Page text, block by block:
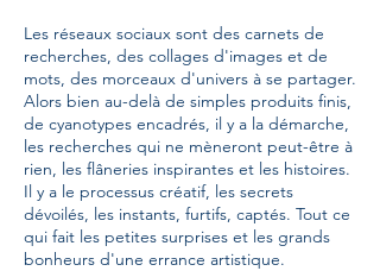
Les réseaux sociaux sont des carnets de
recherches, des collages d'images et de
mots, des morceaux d'univers à se partager.
Alors bien au-delà de simples produits finis,
de cyanotypes encadrés, il y a la démarche,
les recherches qui ne mèneront peut-être à
rien, les flâneries inspirantes et les histoires.
Il y a le processus créatif, les secrets
dévoilés, les instants, furtifs, captés. Tout ce
qui fait les petites surprises et les grands
bonheurs d'une errance artistique.